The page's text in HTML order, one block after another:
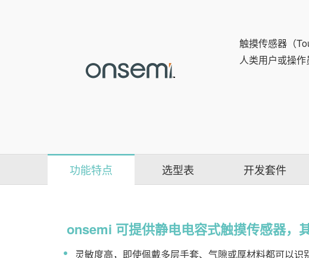
触摸传感器（
人类用户或操作
功能特点 选型表 开发套件
onsemi 可提供静电电容式触摸传感器，
灵敏度高，即使佩戴多层手套、气隙或厚材料都可以识